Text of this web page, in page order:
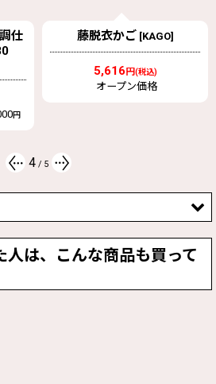
ひのき 風呂椅子 （さわ
ら） [ISU-SA]
5,940円(税込)
4/ 5
人は、こんな商品も買って